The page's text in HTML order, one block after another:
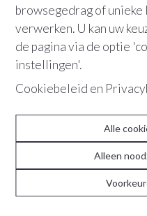
browsegedrag of
verwerken. U kan uw
de pagina via de optie
instellingen'.
Cookiebeleid en
Alle
Alleen
ABOUT
Team
Contact
Recente realisaties
Reviews
CONTACT